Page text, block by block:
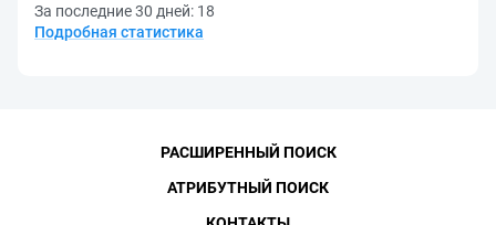
За последние 30 дней: 18
Подробная статистика
РАСШИРЕННЫЙ ПОИСК
АТРИБУТНЫЙ ПОИСК